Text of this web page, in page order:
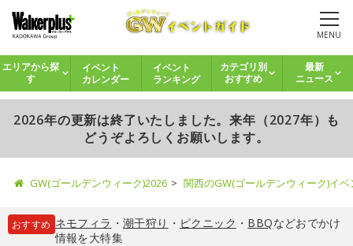
MENU
エリアから探
す
イベント
カレンダー
イベント
ランキング
カテゴリ別
おすすめ
最新
ニュース
2026年の更新は終了いたしました。来年（2027年）も
どうぞよろしくお願いします。
GW(ゴールデンウィーク)2026 関西のGW(ゴールデンウィーク)イ
おすすめ ネモフィラ ・ 潮干狩り ・ ピクニック ・ BBQなどおでかけ
情報を大特集